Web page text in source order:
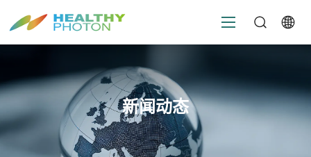
新闻动态